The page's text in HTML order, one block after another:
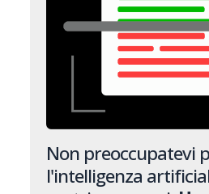
Non preoccupatevi
l'intelligenza